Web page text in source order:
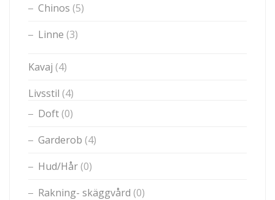
Chinos (5)
Linne (3)
Kavaj (4)
Livsstil (4)
Doft (0)
Garderob (4)
Hud/Hår (0)
Rakning- skäggvård (0)